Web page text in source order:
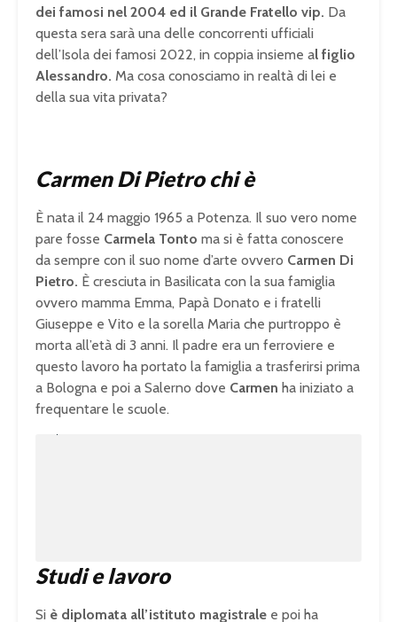
dei famosi nel 2004 ed il Grande Fratello vip. Da
questa sera sarà una delle concorrenti ufficiali
dell’Isola dei famosi 2022, in coppia insieme al figlio
Alessandro. Ma cosa conosciamo in realtà di lei e
della sua vita privata?
Carmen Di Pietro chi è
È nata il 24 maggio 1965 a Potenza. Il suo vero nome
pare fosse Carmela Tonto ma si è fatta conoscere
da sempre con il suo nome d’arte ovvero Carmen Di
Pietro. È cresciuta in Basilicata con la sua famiglia
ovvero mamma Emma, Papà Donato e i fratelli
Giuseppe e Vito e la sorella Maria che purtroppo è
morta all’età di 3 anni. Il padre era un ferroviere e
questo lavoro ha portato la famiglia a trasferirsi prima
a Bologna e poi a Salerno dove Carmen ha iniziato a
frequentare le scuole.
Studi e lavoro
Si è diplomata all’istituto magistrale e poi ha